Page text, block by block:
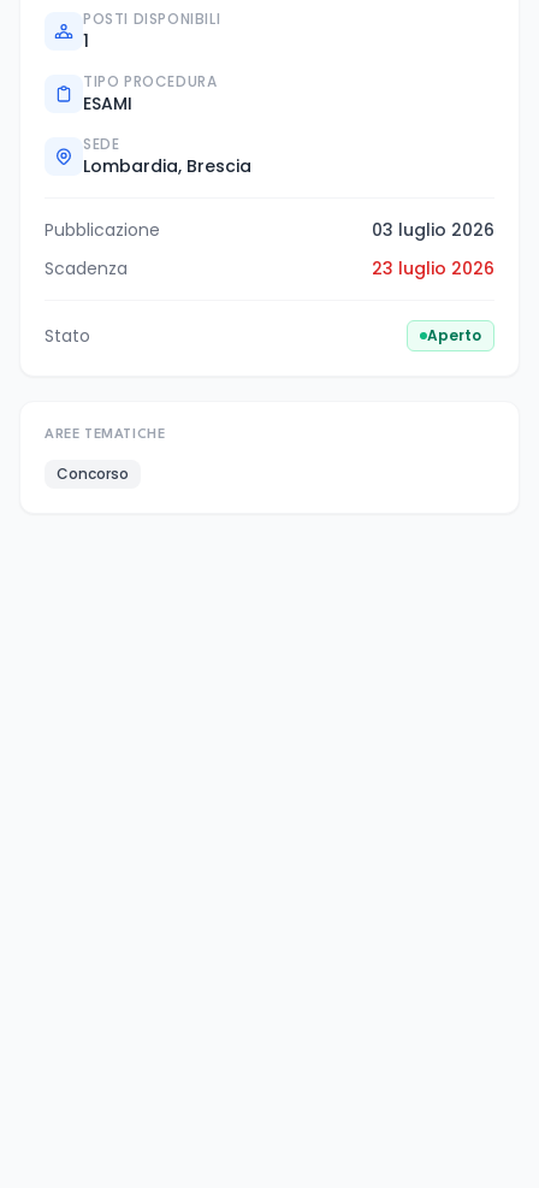
POSTI DISPONIBILI
1
TIPO PROCEDURA
ESAMI
SEDE
Lombardia, Brescia
Pubblicazione
03 luglio 2026
Scadenza
23 luglio 2026
Stato Aperto
AREE TEMATICHE
Concorso